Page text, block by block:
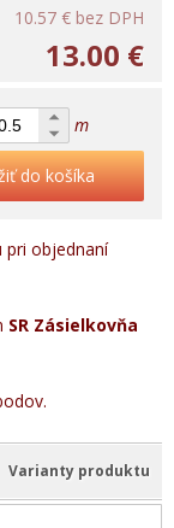
10.57 € bez DPH
13.00 €
m
do košíka
pri objednaní
SR Zásielkovňa
Varianty produktu